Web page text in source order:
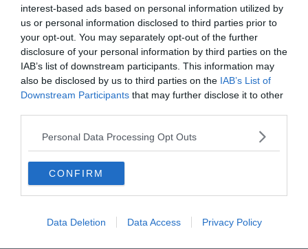
interest-based ads based on personal information utilized by
us or personal information disclosed to third parties prior to
your opt-out. You may separately opt-out of the further
disclosure of your personal information by third parties on the
IAB’s list of downstream participants. This information may
also be disclosed by us to third parties on the IAB’s List of
Downstream Participants that may further disclose it to other
Personal Data Processing Opt Outs
CONFIRM
Data Deletion Data Access Privacy Policy
Budget :€€
Le plus du logement : sa vue imprenable sur les
flots de la Méditerranée
vous dès l’aube sur la terrasse pour prendre le petit-
déjeuner en contemplant le lever du soleil.
Petit plus : vous serez tout proche d’un terrain de golf et
d’un club de kitesurf !